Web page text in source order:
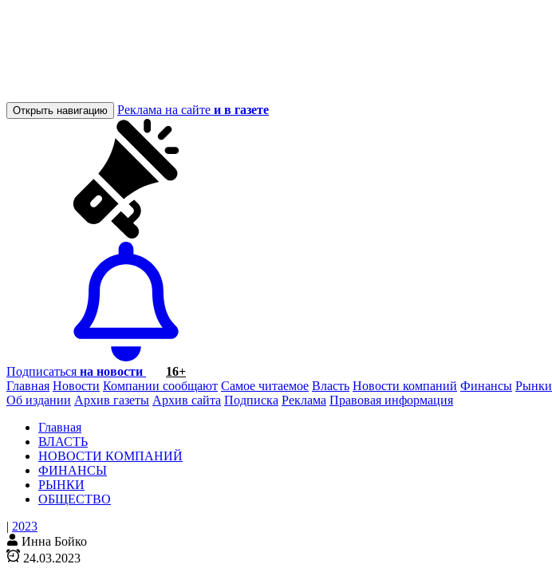
Открыть навигацию Реклама на сайте и в газете
Подписаться на новости
16+
Главная Новости Компании сообщают Самое читаемое Власть Новости компаний Финансы Рынки
Об издании Архив газеты Архив сайта Подписка Реклама Правовая информация
Главная
ВЛАСТЬ
НОВОСТИ КОМПАНИЙ
ФИНАНСЫ
РЫНКИ
ОБЩЕСТВО
| 2023
Инна Бойко
24.03.2023